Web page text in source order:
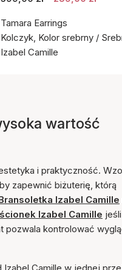
925
Tamara Earrings
Kolczyk, Kolor srebrny /
Izabel Camille
wartość
i praktyczność.
zapewnić biżuterię, którą
Izabel Camille
Izabel Camille
pozwala kontrolować